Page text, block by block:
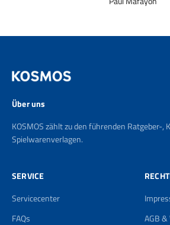
Über uns
KOSMOS zählt zu den führenden Ratgeber-,
Spielwarenverlagen.
SERVICE
Servicecenter
FAQs
AGB